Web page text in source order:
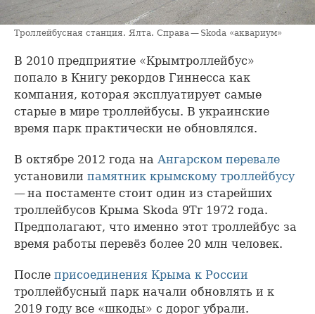
Троллейбусная станция. Ялта. Справа — Skoda «аквариум»
В 2010 предприятие «Крымтроллейбус»
попало в Книгу рекордов Гиннесса как
компания, которая эксплуатирует самые
старые в мире троллейбусы. В украинские
время парк практически не обновлялся.
В октябре 2012 года на Ангарском перевале
установили памятник крымскому троллейбусу
— на постаменте стоит один из старейших
троллейбусов Крыма Skoda 9Tr 1972 года.
Предполагают, что именно этот троллейбус за
время работы перевёз более 20 млн человек.
После присоединения Крыма к России
троллейбусный парк начали обновлять и к
2019 году все «шкоды» с дорог убрали.